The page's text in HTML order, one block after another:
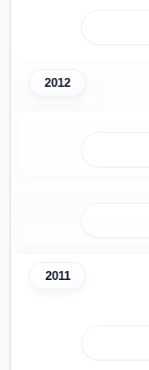
2012
2011